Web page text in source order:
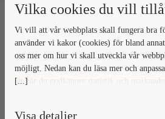
Vilka cookies du vill
[...]
Vi vill att vår webbplats skall fungera bra
använder vi kakor (cookies) för bland
oss mer om hur vi skall utveckla vår
möjligt. Nedan kan du läsa mer och
att när du godkänner statistik och
Visa detaljer
Öppna
huvudmeny
GåStäng
huvudmeny